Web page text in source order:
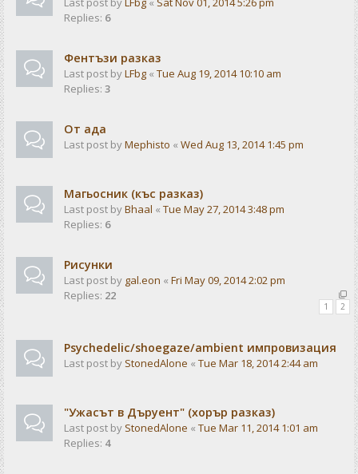
Replies: 6
Фентъзи разказ
Last post byLFbg « Tue Aug 19, 2014 10:10 am
Replies: 3
От ада
Last post byMephisto « Wed Aug 13, 2014 1:45 pm
Магьосник (къс разказ)
Last post byBhaal « Tue May 27, 2014 3:48 pm
Replies: 6
Рисунки
Last post by gal.eon « Fri May 09, 2014 2:02 pm
Replies: 22
1 2
Psychedelic/shoegaze/ambient импровизация
Last post by StonedAlone « Tue Mar 18, 2014 2:44 am
"Ужасът в Дъруент" (хорър разказ)
Last post by StonedAlone « Tue Mar 11, 2014 1:01 am
Replies: 4